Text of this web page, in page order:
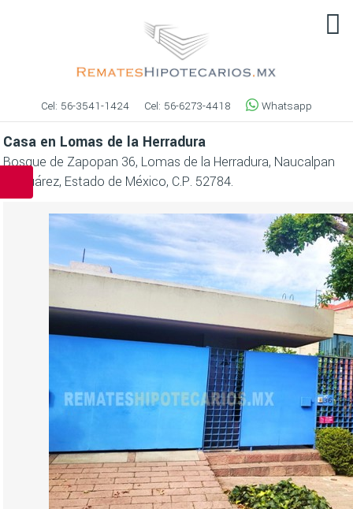
Cel: 56-3541-1424 Cel: 56-6273-4418 Whatsapp
Casa en Lomas de la Herradura
Bosque de Zapopan 36, Lomas de la Herradura, Naucalpan
de Juárez, Estado de México, C.P. 52784.